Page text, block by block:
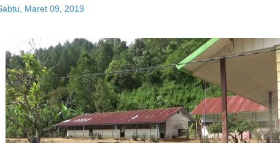
Maret 09, 2019